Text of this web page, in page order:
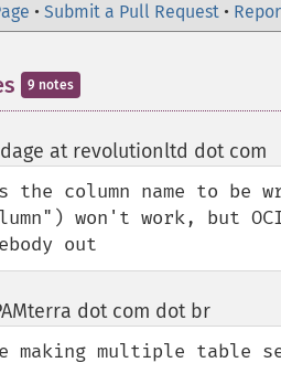
• Submit a Pull Request •
9 notes
at revolutionltd dot com
the column name to
won't work, but
out
dot com dot br¶
making multiple table